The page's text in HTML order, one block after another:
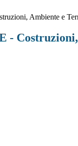
Ambiente e
-